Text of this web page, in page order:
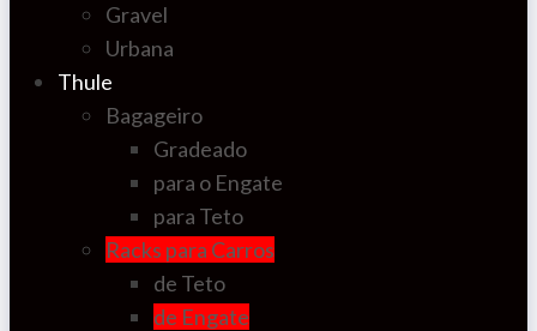
Gravel
Urbana
Thule
Bagageiro
Gradeado
para o Engate
para Teto
Racks para Carros
de Teto
de Engate